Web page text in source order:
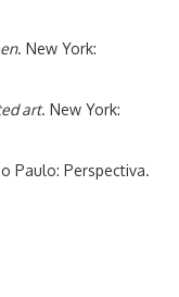
. New York:
art. New York:
Paulo: Perspectiva.